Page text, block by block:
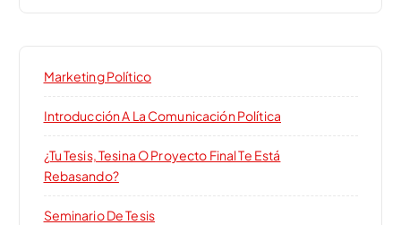
Marketing Político
Introducción A La Comunicación Política
¿Tu Tesis, Tesina O Proyecto Final Te Está
Rebasando?
Seminario De Tesis